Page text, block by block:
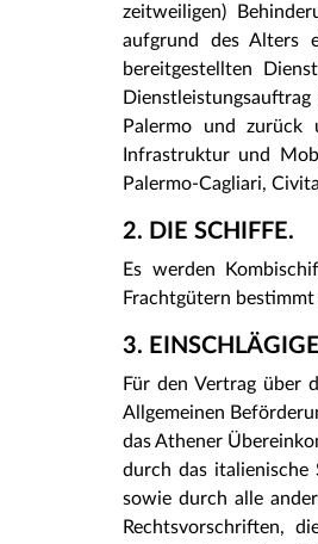
zeitweiligen)
aufgrund des Alters
bereitgestellten
Palermo und
Infrastruktur und
Palermo-Cagliari,
2. DIE SCHIFFE.
Es werden
Frachtgütern bestimmt
3.
Für den Vertrag über
Allgemeinen
das Athener
durch das italienische
sowie durch alle
Rechtsvorschriften,